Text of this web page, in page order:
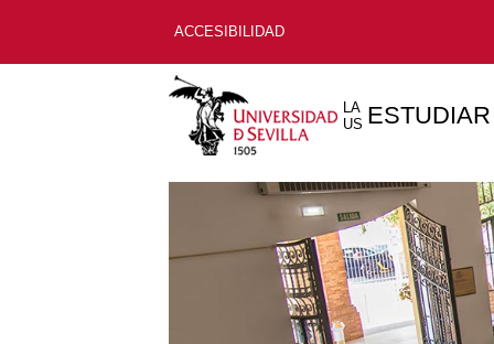
ACCESIBILIDAD
LA
US ESTUDIAR